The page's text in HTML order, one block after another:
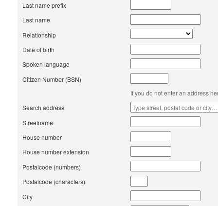
Last name prefix
Last name
Relationship
Date of birth
Spoken language
Citizen Number (BSN)
If you do not enter an address
Search address
Streetname
House number
House number extension
Postalcode (numbers)
Postalcode (characters)
City